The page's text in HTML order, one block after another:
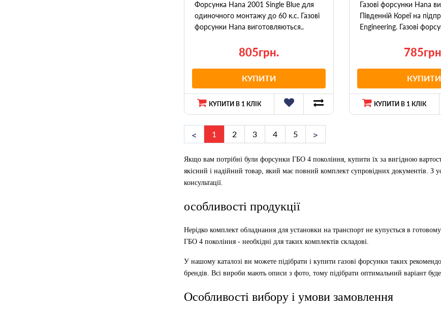
Форсунка Hana 2001 Single Blue для
одиночного монтажу до 60 к.с. Газові
форсунки Hana виготовляються..
805грн.
КУПИТИ
КУПИТИ В 1 КЛІК
Газові форсунки Hana
Південній Кореї на
Engineering. Газові
КУПИТИ
КУПИТИ В 1 КЛІК
1 2 3 4 5
Якщо вам потрібні були форсунки ГБО 4 покоління, купити їх за вигідною
якісний і надійний товар, який має повний комплект супровідних документів. З
консультації.
особливості продукції
Нерідко комплект обладнання для установки на транспорт не купується в
ГБО 4 покоління - необхідні для таких комплектів складові.
У нашому каталозі ви можете підібрати і купити газові форсунки таких
брендів. Всі вироби мають описи з фото, тому підібрати оптимальний варіант
Особливості вибору і умови замовлення